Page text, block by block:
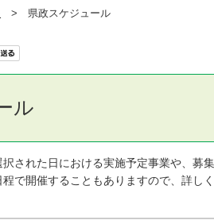
> 県政スケジュール
ル
れた日における実施予定事業や、募集
で開催することもありますので、詳し